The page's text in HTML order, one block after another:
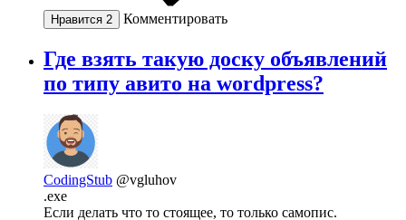
Нравится 2 Комментировать
Где взять такую доску объявлений
по типу авито на wordpress?
CodingStub @vgluhov
.exe
Если делать что то стоящее, то только самопис.